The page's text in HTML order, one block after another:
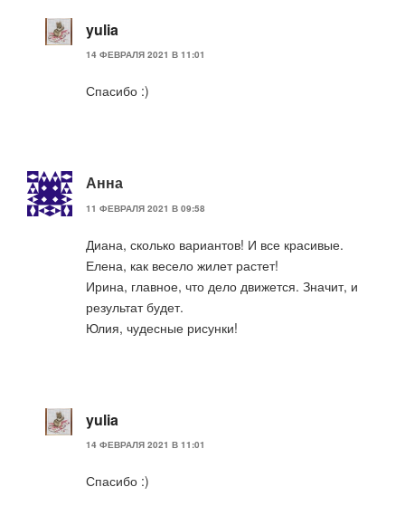
yulia
14 ФЕВРАЛЯ 2021 В 11:01
Спасибо :)
Анна
11 ФЕВРАЛЯ 2021 В 09:58
Диана, сколько вариантов! И все красивые.
Елена, как весело жилет растет!
Ирина, главное, что дело движется. Значит, и
результат будет.
Юлия, чудесные рисунки!
yulia
14 ФЕВРАЛЯ 2021 В 11:01
Спасибо :)